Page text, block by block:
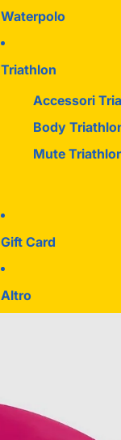
Waterpolo
Triathlon
Accessori
Body
Mute
Gift Card
Altro